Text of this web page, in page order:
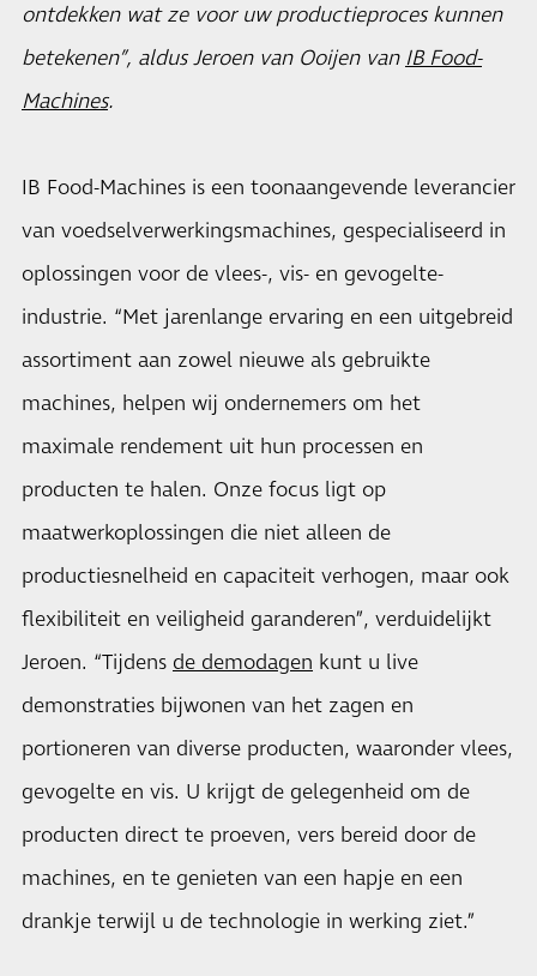
ontdekken wat ze voor uw productieproces kunnen
betekenen”, aldus Jeroen van Ooijen vanIB Food-
Machines.
IB Food-Machines is een toonaangevende leverancier
van voedselverwerkingsmachines, gespecialiseerd in
oplossingen voor de vlees-, vis- en gevogelte-
industrie. “Met jarenlange ervaring en een uitgebreid
assortiment aan zowel nieuwe als gebruikte
machines, helpen wij ondernemers om het
maximale rendement uit hun processen en
producten te halen. Onze focus ligt op
maatwerkoplossingen die niet alleen de
productiesnelheid en capaciteit verhogen, maar ook
flexibiliteit en veiligheid garanderen”, verduidelijkt
Jeroen. “Tijdens de demodagen kunt u live
demonstraties bijwonen van het zagen en
portioneren van diverse producten, waaronder vlees,
gevogelte en vis. U krijgt de gelegenheid om de
producten direct te proeven, vers bereid door de
machines, en te genieten van een hapje en een
drankje terwijl u de technologie in werking ziet.”